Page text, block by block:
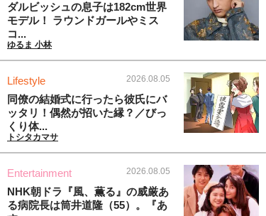
ダルビッシュの息子は182cm世界
モデル！ ラウンドガールやミス
コ...
ゆるま 小林
Lifestyle 2026.08.05
同僚の結婚式に行ったら彼氏にバ
ッタリ！偶然が招いた縁？／びっ
くり体...
トシタカマサ
Entertainment 2026.08.05
NHK朝ドラ『風、薫る』の威厳あ
る病院長は筒井道隆（55）。『あ